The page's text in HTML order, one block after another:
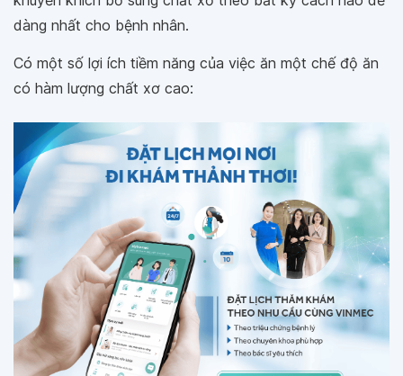
dàng nhất cho bệnh nhân.
Có một số lợi ích tiềm năng của việc ăn một chế độ ăn
có hàm lượng chất xơ cao: